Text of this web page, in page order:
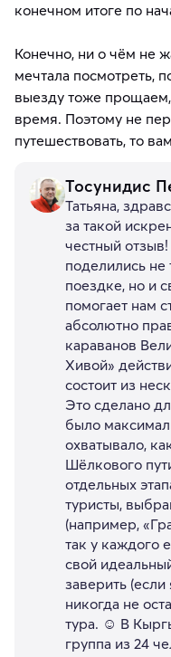
конечном итоге по
Конечно, ни о чём не
мечтала посмотреть,
выезду тоже
время. Поэтому не
путешествовать, то
Тосунидис
Татьяна,
за такой
честный
поделились не
поездке, но и
помогает нам
абсолютно
караванов
Хивой»
состоит из
Это сделано
было
охватывало,
Шёлкового
отдельных
туристы,
(например,
так у каждого
свой
заверить
никогда не
тура. ☺️ В
группа из 24